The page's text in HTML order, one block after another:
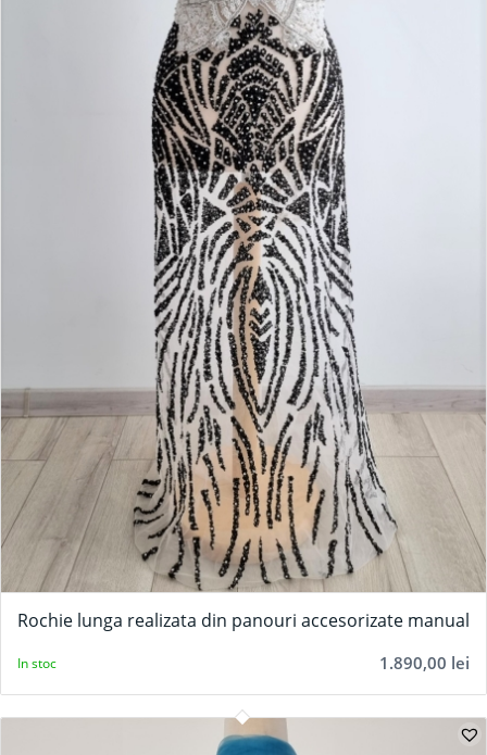
Rochie lunga realizata din panouri accesorizate manual
1.890,00 lei
In stoc